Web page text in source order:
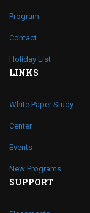
Program
Contact
Holiday List
LINKS
White Paper Study
Center
Events
New Programs
SUPPORT